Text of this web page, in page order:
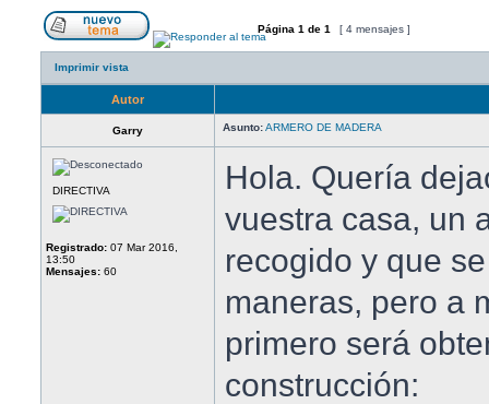
Página 1 de 1 [ 4 mensajes ]
Imprimir vista
Autor
Garry Asunto:ARMERO DE MADERA
DIRECTIVA
Registrado: 07 Mar 2016,
13:50
Mensajes: 60
Hola. Quería
vuestra casa, un
recogido y que
maneras, pero a
primero será
construcción: